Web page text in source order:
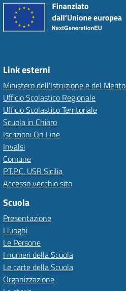
Link esterni
Ministero dell'Istruzione e del Merito
Ufficio Scolastico Regionale
Ufficio Scolastico Territoriale
Scuola in Chiaro
Iscrizioni On Line
Invalsi
Comune
P.T.P.C. USR Sicilia
Accesso vecchio sito
Scuola
Presentazione
I luoghi
Le Persone
I numeri della Scuola
Le carte della Scuola
Organizzazione